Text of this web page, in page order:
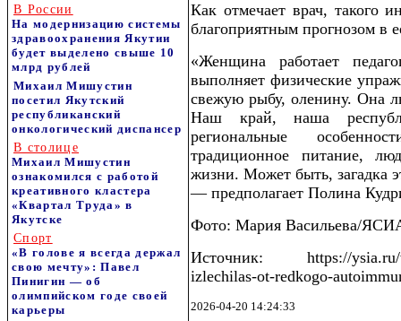
В России
На модернизацию системы
здравоохранения Якутии
будет выделено свыше 10
млрд рублей
Михаил Мишустин
посетил Якутский
республиканский
онкологический диспансер
В столице
Михаил Мишустин
ознакомился с работой
креативного кластера
«Квартал Труда» в
Якутске
Спорт
«В голове я всегда держал
свою мечту»: Павел
Пинигин — об
олимпийском годе своей
карьеры
Как отмечает врач, такого
благоприятным прогнозом в
«Женщина работает
выполняет физические
свежую рыбу, оленину. Она
Наш край, наша
региональные
традиционное питание,
жизни. Может быть, загадка
— предполагает Полина
Фото: Мария Васильева/
Источник: https://ysia.ru/v-
izlechilas-ot-redkogo-
2026-04-20 14:24:33